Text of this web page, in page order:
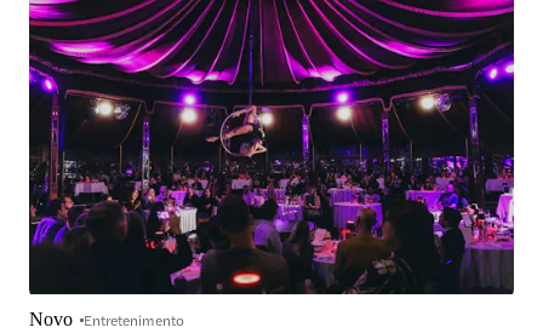
Novo Entretenimento